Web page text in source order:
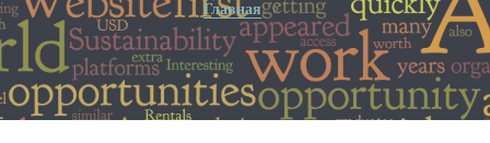
Главная